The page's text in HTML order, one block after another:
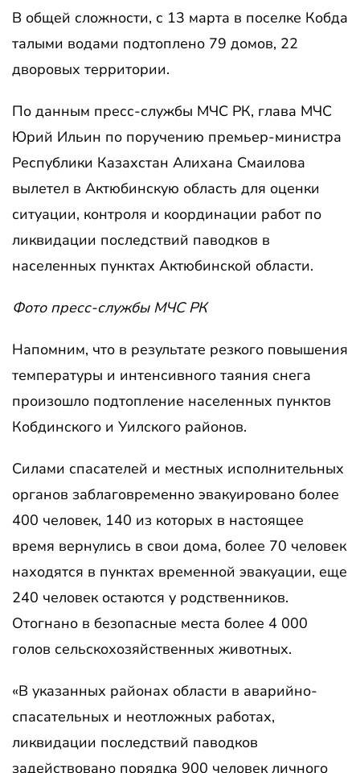
В общей сложности, с 13 марта в поселке Кобда
талыми водами подтоплено 79 домов, 22
дворовых территории.
По данным пресс-службы МЧС РК, глава МЧС
Юрий Ильин по поручению премьер-министра
Республики Казахстан Алихана Смаилова
вылетел в Актюбинскую область для оценки
ситуации, контроля и координации работ по
ликвидации последствий паводков в
населенных пунктах Актюбинской области.
Фото пресс-службы МЧС РК
Напомним, что в результате резкого повышения
температуры и интенсивного таяния снега
произошло подтопление населенных пунктов
Кобдинского и Уилского районов.
Силами спасателей и местных исполнительных
органов заблаговременно эвакуировано более
400 человек, 140 из которых в настоящее
время вернулись в свои дома, более 70 человек
находятся в пунктах временной эвакуации, еще
240 человек остаются у родственников.
Отогнано в безопасные места более 4 000
голов сельскохозяйственных животных.
«В указанных районах области в аварийно-
спасательных и неотложных работах,
ликвидации последствий паводков
задействовано порядка 900 человек личного